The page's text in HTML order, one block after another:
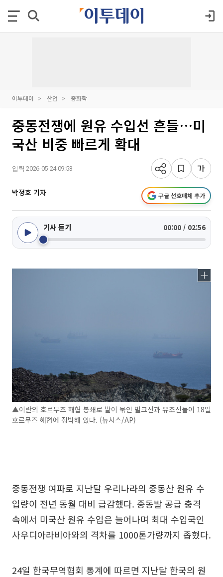
이투데이 산업 중화학
중동전쟁에 원유 수입선 흔들…미
국산 비중 빠르게 확대
입력 2026-05-24 09:53
박정호 기자 구글 선호매체 추가
기사 듣기 00:00 / 02:56
▲이란의 호르무즈 해협 봉쇄로 발이 묶인 벌크선과 유조선들이 18일
호르무즈 해협에 정박해 있다. (뉴시스/AP)
중동전쟁 여파로 지난달 우리나라의 중동산 원유 수
입량이 전년 동월 대비 급감했다. 중동발 공급 충격
속에서 미국산 원유 수입은 늘어나며 최대 수입국인
사우디아라비아와의 격차를 1000톤가량까지 좁혔다.
24일 한국무역협회 통계에 따르면 지난달 한국의 원